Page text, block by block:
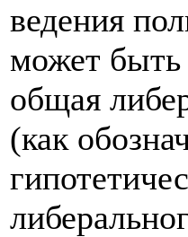
ведения
может быть
общая
(как